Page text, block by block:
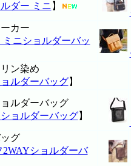
ダー ミニ 】
カー
ニショルダーバッ
ン染め
ルダーバッグ】
ルダーバッグ
ョルダーバッグ】
グ
ショルダーバ